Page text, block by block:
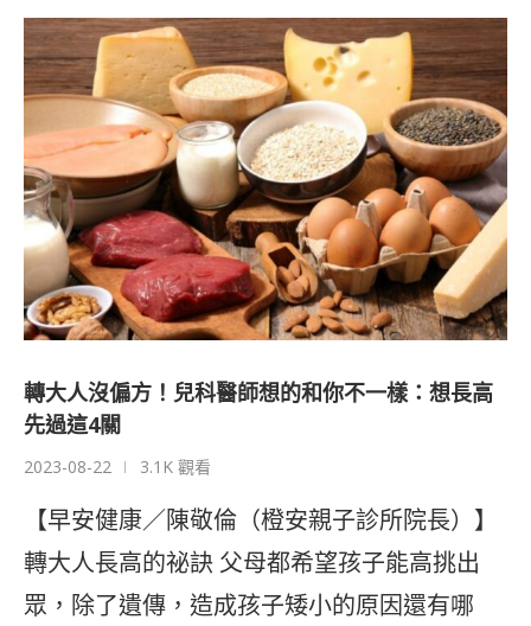
轉大人沒偏方！兒科醫師想的和你不一樣：想長高
先過這4關
2023-08-22 3.1K 觀看
【早安健康／陳敬倫（橙安親子診所院長）】
轉大人長高的祕訣 父母都希望孩子能高挑出
眾，除了遺傳，造成孩子矮小的原因還有哪